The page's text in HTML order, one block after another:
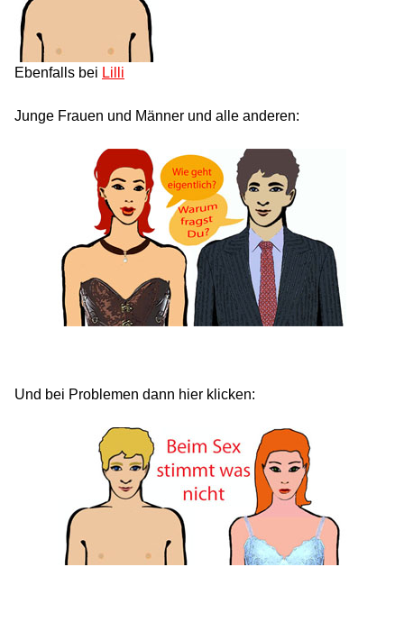
Ebenfalls bei Lilli
Junge Frauen und Männer und alle anderen:
Und bei Problemen dann hier klicken: